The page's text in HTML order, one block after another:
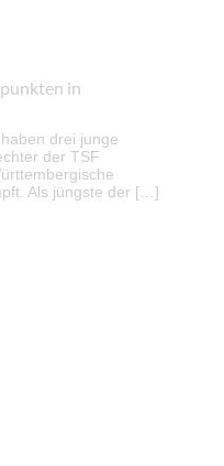
in
drei junge
der TSF
Als jüngste der […]